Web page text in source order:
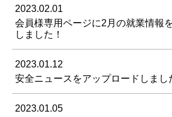
2023.02.01
会員様専用ページに2月の就業情報
しました！
2023.01.12
安全ニュースをアップロードしまし
2023.01.05